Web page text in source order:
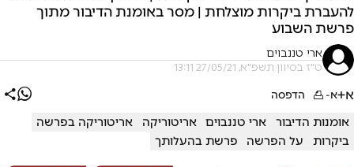
להעברת ביקרות מוצלחת | מסר באומנת הדיבור מתוך
פרשת השבוע
ארי טננבוים
ט"ז בסיוון תשפ"א, 27/05/21 13:11
א+א- הדפסה
אומנות הדיבור ארי טננבוים אריטוריקה
אריטוריקה בפרשה
ביקרות
על הפרשה פרשת בהעלותך